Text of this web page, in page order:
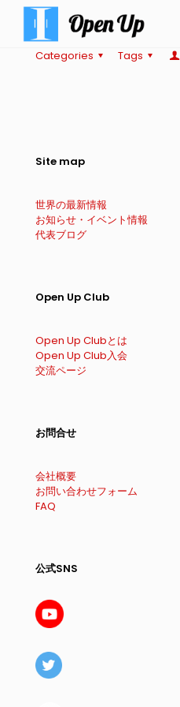
Categories Tags
Site map
世界の最新情報
お知らせ・イベント情報
代表ブログ
Open Up Club
Open Up Clubとは
Open Up Club入会
交流ページ
お問合せ
会社概要
お問い合わせフォーム
FAQ
公式SNS